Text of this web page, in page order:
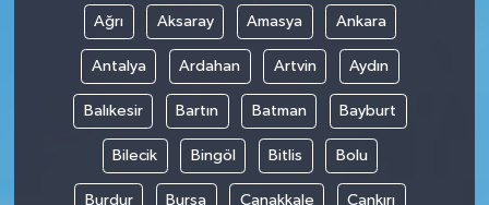
Ağrı Aksaray Amasya Ankara
Antalya Ardahan Artvin Aydın
Balıkesir Bartın Batman Bayburt
Bilecik Bingöl Bitlis Bolu
Burdur Bursa Çanakkale Çankırı